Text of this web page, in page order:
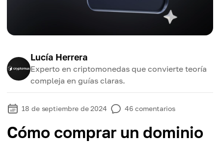
Lucía Herrera
Experto en criptomonedas que convierte teoría
compleja en guías claras.
18 de septiembre de 2024 46 comentarios
Cómo comprar un dominio